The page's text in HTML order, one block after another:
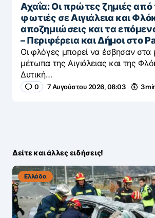
Αχαΐα: Οι πρώτες ζημιές από
φωτιές σε Αιγιάλεια και
αποζημιώσεις και τα
– Περιφέρεια και Δήμοι στο
Οι φλόγες μπορεί να έσβησαν στα
μέτωπα της Αιγιάλειας και της
Δυτική…
0 7 Αυγούστου 2026, 08:03 3
Δείτε και άλλες ειδήσεις!
Ελλάδα